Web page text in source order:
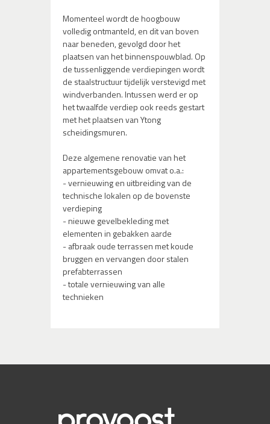
Momenteel wordt de hoogbouw
volledig ontmanteld, en dit van boven
naar beneden, gevolgd door het
plaatsen van het binnenspouwblad. Op
de tussenliggende verdiepingen wordt
de staalstructuur tijdelijk verstevigd met
windverbanden. Intussen werd er op
het twaalfde verdiep ook reeds gestart
met het plaatsen van Ytong
scheidingsmuren.
Deze algemene renovatie van het
appartementsgebouw omvat o.a.:
- vernieuwing en uitbreiding van de
technische lokalen op de bovenste
verdieping
- nieuwe gevelbekleding met
elementen in gebakken aarde
- afbraak oude terrassen met koude
bruggen en vervangen door stalen
prefabterrassen
- totale vernieuwing van alle
technieken